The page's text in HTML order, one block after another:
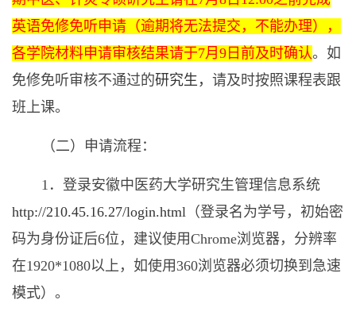
英语免修免听申请（逾期将无法提交，不能办理），
各学院材料申请审核结果请于7月 9 日前及时确认。如
免修免听审核不通过的研究生， 请及时按照课程表跟
班上课。
（二）申请流程：
1．登录安徽中医药大学研究生管理信息系统
http://210.45.16.27/login.html （登录名为学号，初始密
码为身份证后6位，建议使用Chrome浏览器，分辨率
在1920*1080以上，如使用360浏览器必须切换到急速
模式）。